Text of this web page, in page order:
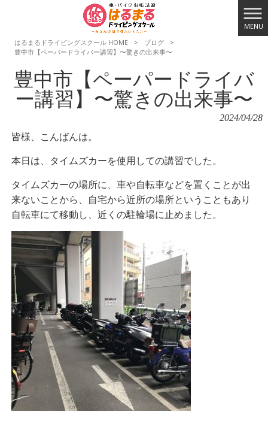
MENU
はるまるドライビングスクール HOME
> ブログ
>
豊中市【ペーパードライバー講習】〜驚きの出来事〜
豊中市【ペーパードライバ
ー講習】〜驚きの出来事〜
2024/04/28
皆様、こんばんは。
本日は、タイムズカーを使用しての講習でした。
タイムズカーの場所に、車や自転車などを置くことが出
来ないことから、自宅から近所の場所ということもあり
自転車にて移動し、近くの駐輪場に止めました。